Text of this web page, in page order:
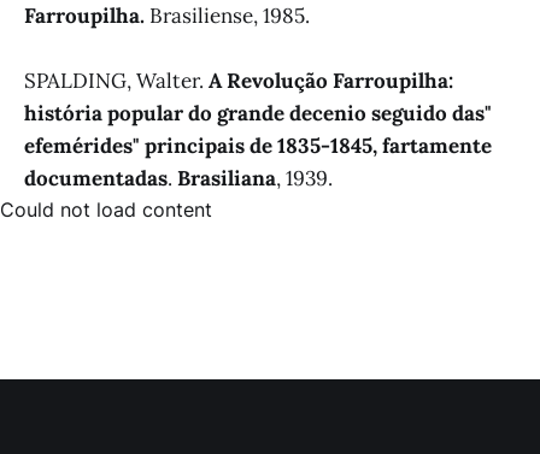
Farroupilha. Brasiliense, 1985.
SPALDING, Walter. A Revolução Farroupilha:
história popular do grande decenio seguido das"
efemérides" principais de 1835-1845, fartamente
documentadas. Brasiliana, 1939.
Could not load content